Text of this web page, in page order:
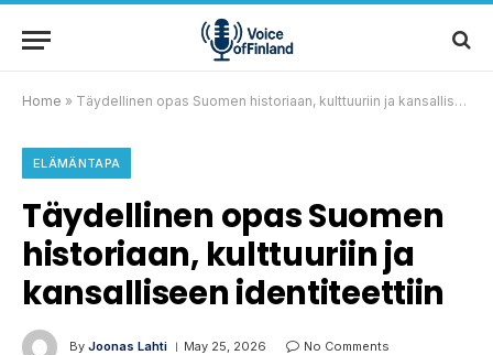
Home » Täydellinen opas Suomen historiaan, kulttuuriin ja kansalliseen identiteettiin
ELÄMÄNTAPA
Täydellinen opas Suomen
historiaan, kulttuuriin ja
kansalliseen identiteettiin
By Joonas Lahti May 25, 2026
No Comments